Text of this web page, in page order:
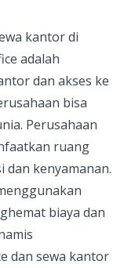
kantor di
adalah
dan akses ke
bisa
Perusahaan
ruang
kenyamanan.
biaya dan
dan sewa kantor